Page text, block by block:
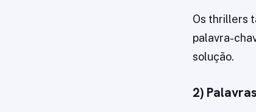
Os thrillers
palavra-
solução.
2)